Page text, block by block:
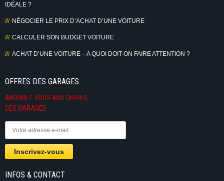
IDÉALE ?
NÉGOCIER LE PRIX D’ACHAT D’UNE VOITURE
CALCULER SON BUDGET VOITURE
ACHAT D’UNE VOITURE – A QUOI DOIT-ON FAIRE ATTENTION ?
OFFRES DES GARAGES
ABONNEZ-VOUS AUX OFFRES
DES GARAGES
INFOS & CONTACT